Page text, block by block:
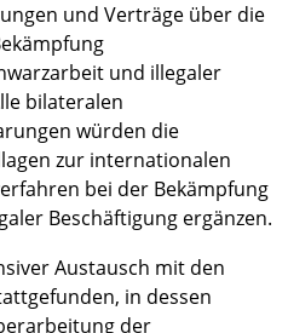
und Verträge über die
und illegaler
bilateralen
würden die
zur internationalen
bei der Bekämpfung
Beschäftigung ergänzen.
Austausch mit den
in dessen
der